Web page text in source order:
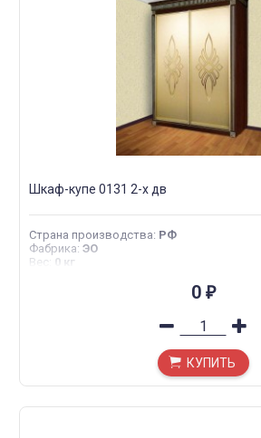
Шкаф-купе 0131 2-х дв
Страна производства: РФ
Фабрика: ЭО
Вес : 0 кг
0 ₽
КУПИТЬ